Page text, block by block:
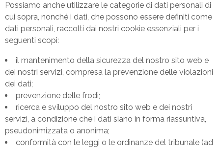
Possiamo anche utilizzare le categorie di dati personali di
cui sopra, nonché i dati, che possono essere definiti come
dati personali, raccolti dai nostri cookie essenziali per i
seguenti scopi:
il mantenimento della sicurezza del nostro sito web e
dei nostri servizi, compresa la prevenzione delle violazioni
dei dati;
prevenzione delle frodi;
ricerca e sviluppo del nostro sito web e dei nostri
servizi, a condizione che i dati siano in forma riassuntiva,
pseudonimizzata o anonima;
conformità con le leggi o le ordinanze del tribunale (ad